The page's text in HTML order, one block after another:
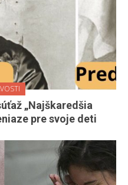
„Najškaredšia
pre svoje deti